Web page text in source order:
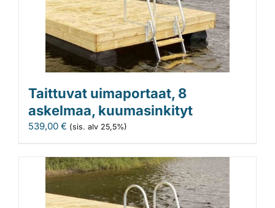
Taittuvat uimaportaat, 8
askelmaa, kuumasinkityt
539,00 € (sis. alv 25,5%)